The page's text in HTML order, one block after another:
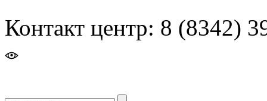
Контакт центр: 8 (8342)